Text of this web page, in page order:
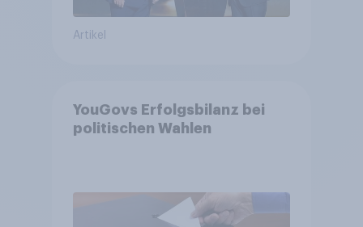
Artikel
YouGovs Erfolgsbilanz bei
politischen Wahlen